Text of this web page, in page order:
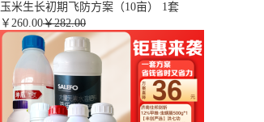
玉米生长初期飞防方案（10亩） 1套
￥ 260.00￥282.00